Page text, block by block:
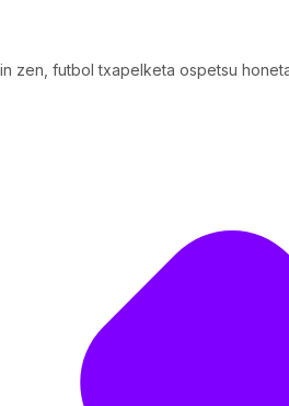
zen, futbol txapelketa ospetsu